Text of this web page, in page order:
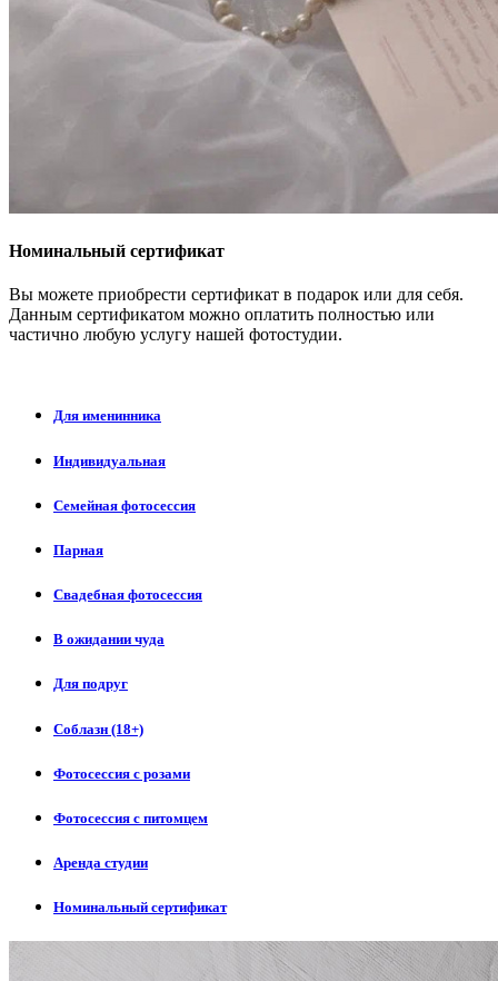
Номинальный сертификат
Вы можете приобрести сертификат в подарок или для себя.
Данным сертификатом можно оплатить полностью или
частично любую услугу нашей фотостудии.
Для именинника
Индивидуальная
Семейная фотосессия
Парная
Свадебная фотосессия
В ожидании чуда
Для подруг
Соблазн (18+)
Фотосессия с розами
Фотосессия с питомцем
Аренда студии
Номинальный сертификат